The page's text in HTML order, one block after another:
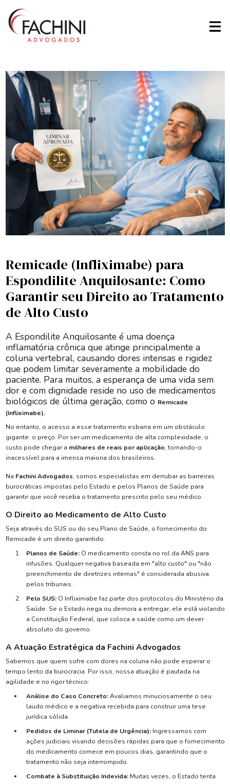
Remicade (Infliximabe) para
Espondilite Anquilosante: Como
Garantir seu Direito ao Tratamento
de Alto Custo
A Espondilite Anquilosante é uma doença
inflamatória crônica que atinge principalmente a
coluna vertebral, causando dores intensas e rigidez
que podem limitar severamente a mobilidade do
paciente. Para muitos, a esperança de uma vida sem
dor e com dignidade reside no uso de medicamentos
biológicos de última geração, como o Remicade
(Infliximabe).
No entanto, o acesso a esse tratamento esbarra em um obstáculo
gigante: o preço. Por ser um medicamento de alta complexidade, o
custo pode chegar a milhares de reais por aplicação, tornando-o
inacessível para a imensa maioria dos brasileiros.
Na Fachini Advogados, somos especialistas em derrubar as barreiras
burocráticas impostas pelo Estado e pelos Planos de Saúde para
garantir que você receba o tratamento prescrito pelo seu médico.
O Direito ao Medicamento de Alto Custo
Seja através do SUS ou do seu Plano de Saúde, o fornecimento do
Remicade é um direito garantido.
Planos de Saúde:O medicamento consta no rol da ANS para
infusões. Qualquer negativa baseada em "alto custo" ou "não
preenchimento de diretrizes internas" é considerada abusiva
pelos tribunais.
Pelo SUS:O Infliximabe faz parte dos protocolos do Ministério da
Saúde. Se o Estado nega ou demora a entregar, ele está violando
a Constituição Federal, que coloca a saúde como um dever
absoluto do governo.
A Atuação Estratégica da Fachini Advogados
Sabemos que quem sofre com dores na coluna não pode esperar o
tempo lento da burocracia. Por isso, nossa atuação é pautada na
agilidade e no rigor técnico:
Análise do Caso Concreto:Avaliamos minuciosamente o seu
laudo médico e a negativa recebida para construir uma tese
jurídica sólida.
Pedidos de Liminar (Tutela de Urgência):Ingressamos com
ações judiciais visando decisões rápidas para que o fornecimento
do medicamento comece em poucos dias, garantindo que o
tratamento não seja interrompido.
Combate à Substituição Indevida:Muitas vezes, o Estado tenta